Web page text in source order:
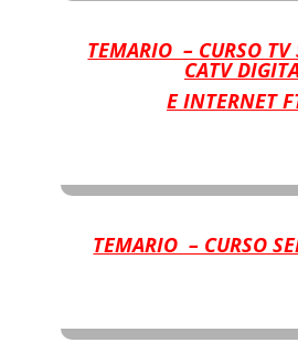
TEMARIO – CURSO TV
CATV
E INTERNET
TEMARIO – CURSO